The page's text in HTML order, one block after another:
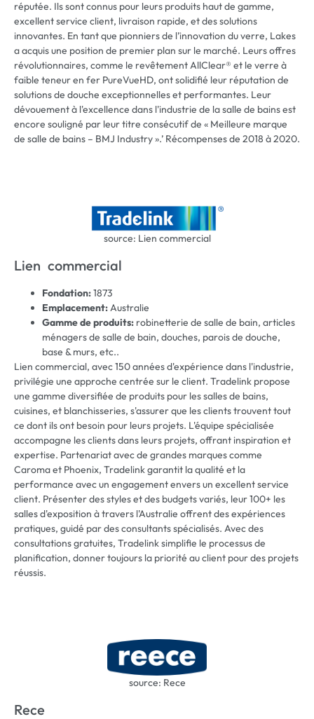
réputée. Ils sont connus pour leurs produits haut de gamme,
excellent service client, livraison rapide, et des solutions
innovantes. En tant que pionniers de l’innovation du verre, Lakes
a acquis une position de premier plan sur le marché. Leurs offres
révolutionnaires, comme le revêtement AllClear® et le verre à
faible teneur en fer PureVueHD, ont solidifié leur réputation de
solutions de douche exceptionnelles et performantes. Leur
dévouement à l'excellence dans l'industrie de la salle de bains est
encore souligné par leur titre consécutif de « Meilleure marque
de salle de bains – BMJ Industry ».’ Récompenses de 2018 à 2020.
source: Lien commercial
Lien commercial
Fondation:1873
Emplacement:Australie
Gamme de produits: robinetterie de salle de bain, articles
ménagers de salle de bain, douches, parois de douche,
base & murs, etc..
Lien commercial, avec 150 années d'expérience dans l'industrie,
privilégie une approche centrée sur le client. Tradelink propose
une gamme diversifiée de produits pour les salles de bains,
cuisines, et blanchisseries, s'assurer que les clients trouvent tout
ce dont ils ont besoin pour leurs projets. L'équipe spécialisée
accompagne les clients dans leurs projets, offrant inspiration et
expertise. Partenariat avec de grandes marques comme
Caroma et Phoenix, Tradelink garantit la qualité et la
performance avec un engagement envers un excellent service
client. Présenter des styles et des budgets variés, leur 100+ les
salles d'exposition à travers l'Australie offrent des expériences
pratiques, guidé par des consultants spécialisés. Avec des
consultations gratuites, Tradelink simplifie le processus de
planification, donner toujours la priorité au client pour des projets
réussis.
source: Rece
Rece